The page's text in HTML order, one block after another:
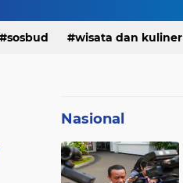
sosbud wisata dan kuliner
Nasional